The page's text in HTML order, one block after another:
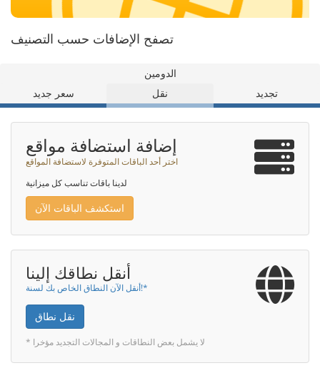
تصفح الإضافات حسب التصنيف
الدومين
سعر جديد
نقل تجديد
إضافة استضافة مواقع
اختر أحد الباقات المتوفرة لاستضافة المواقع
لدينا باقات تناسب كل ميزانية
استكشف الباقات الآن
أنقل نطاقك إلينا
أنقل الآن النطاق الخاص بك لسنة!*
نقل نطاق
* لا يشمل بعض النطاقات و المجالات التجديد مؤخرا